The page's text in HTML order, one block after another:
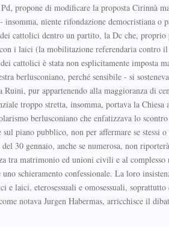
propone di modificare la proposta Cirinnà
insomma, niente rifondazione democristiana
cattolici dentro un partito, la Dc che,
i laici (la mobilitazione referendaria contro
cattolici è stata non esplicitamente imposta
berlusconiano, perché sensibile - si
pur appartenendo alla maggioranza di
troppo stretta, insomma, portava la
berlusconiano che enfatizzava lo
piano pubblico, non per affermare se stessi
30 gennaio, anche se numerosa, non
tra matrimonio ed unioni civili e al complesso
schieramento confessionale. La loro
e laici, eterosessuali e omosessuali,
notava Jurgen Habermas, arricchisce il